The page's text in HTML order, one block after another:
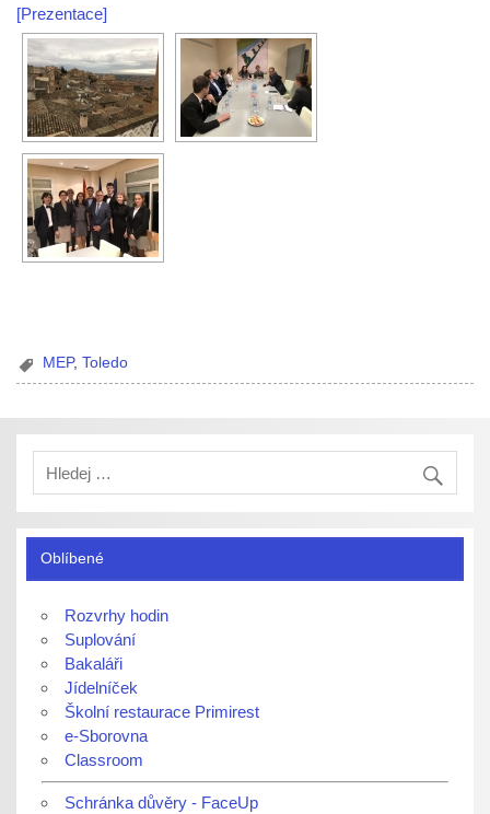
[Prezentace]
MEP,Toledo
Oblíbené
Rozvrhy hodin
Suplování
Bakaláři
Jídelníček
Školní restaurace Primirest
e-Sborovna
Classroom
Schránka důvěry - FaceUp